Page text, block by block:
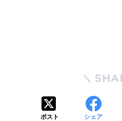
ポスト シェア